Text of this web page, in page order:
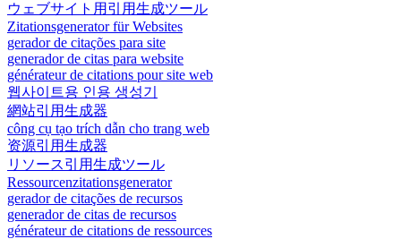
ウェブサイト用引用生成ツール
Zitationsgenerator für Websites
gerador de citações para site
generador de citas para website
générateur de citations pour site web
웹사이트용 인용 생성기
網站引用生成器
công cụ tạo trích dẫn cho trang web
资源引用生成器
リソース引用生成ツール
Ressourcenzitationsgenerator
gerador de citações de recursos
generador de citas de recursos
générateur de citations de ressources